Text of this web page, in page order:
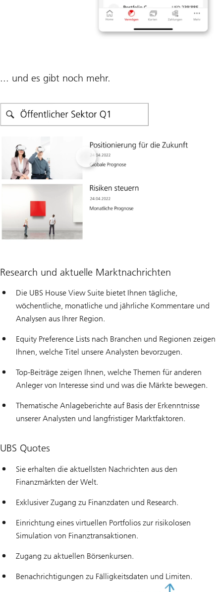
... und es gibt noch mehr.
Research und aktuelle Marktnachrichten
Die UBS House View Suite bietet Ihnen tägliche,
wöchentliche, monatliche und jährliche Kommentare und
Analysen aus Ihrer Region.
Equity Preference Lists nach Branchen und Regionen zeigen
Ihnen, welche Titel unsere Analysten bevorzugen.
Top-Beiträge zeigen Ihnen, welche Themen für anderen
Anleger von Interesse sind und was die Märkte bewegen.
Thematische Anlageberichte auf Basis der Erkenntnisse
unserer Analysten und langfristiger Marktfaktoren.
UBS Quotes
Sie erhalten die aktuellsten Nachrichten aus den
Finanzmärkten der Welt.
Exklusiver Zugang zu Finanzdaten und Research.
Einrichtung eines virtuellen Portfolios zur risikolosen
Simulation von Finanztransaktionen.
Zugang zu aktuellen Börsenkursen.
Benachrichtigungen zu Fälligkeitsdaten und Limiten.